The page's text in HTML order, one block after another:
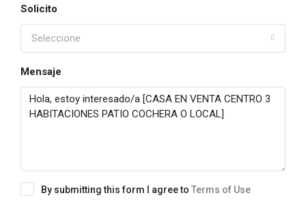
Solicito
Seleccione
Mensaje
By submitting this form I agree to Terms of Use